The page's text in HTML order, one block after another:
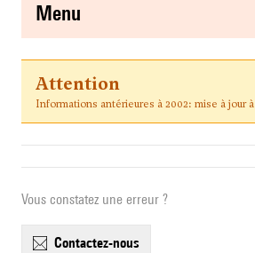
menu
Attention
Informations antérieures à 2002: mise à jour
Vous constatez une erreur ?
contactez-nous